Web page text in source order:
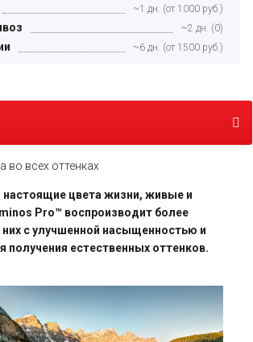
~1 дн. (от 1000 руб.)
~2 дн. (0)
~6 дн. (от 1500 руб.)
во всех оттенках
настоящие цвета жизни, живые и
Pro™ воспроизводит более
с улучшенной насыщенностью и
получения естественных оттенков.